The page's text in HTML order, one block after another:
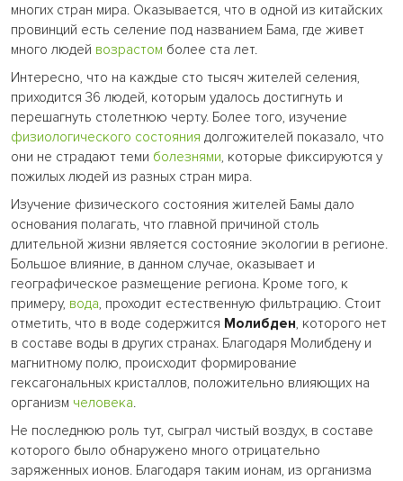
многих стран мира. Оказывается, что в одной из китайских
провинций есть селение под названием Бама, где живет
много людей возрастом более ста лет.
Интересно, что на каждые сто тысяч жителей селения,
приходится 36 людей, которым удалось достигнуть и
перешагнуть столетнюю черту. Более того, изучение
физиологического состояния долгожителей показало, что
они не страдают теми болезнями, которые фиксируются у
пожилых людей из разных стран мира.
Изучение физического состояния жителей Бамы дало
основания полагать, что главной причиной столь
длительной жизни является состояние экологии в регионе.
Большое влияние, в данном случае, оказывает и
географическое размещение региона. Кроме того, к
примеру, вода, проходит естественную фильтрацию. Стоит
отметить, что в воде содержится Молибден, которого нет
в составе воды в других странах. Благодаря Молибдену и
магнитному полю, происходит формирование
гексагональных кристаллов, положительно влияющих на
организм человека.
Не последнюю роль тут, сыграл чистый воздух, в составе
которого было обнаружено много отрицательно
заряженных ионов. Благодаря таким ионам, из организма